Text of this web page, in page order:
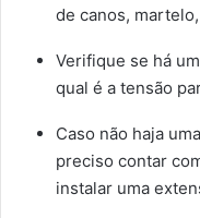
de canos,
Verifique se há
qual é a tensão
Caso não haja
preciso contar
instalar uma